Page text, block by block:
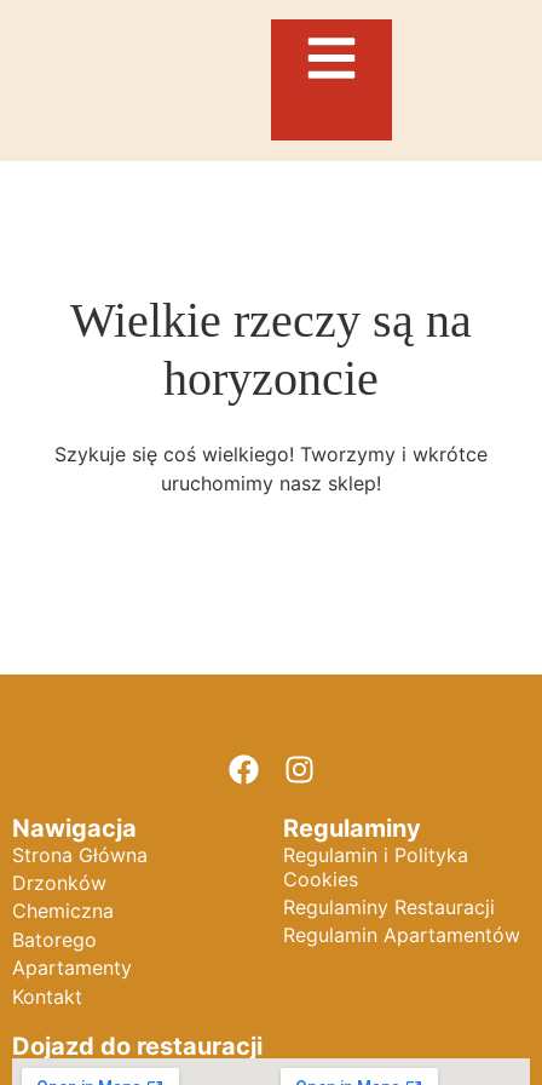
Wielkie rzeczy są na
horyzoncie
Szykuje się coś wielkiego! Tworzymy i wkrótce
uruchomimy nasz sklep!
Nawigacja
Strona Główna
Drzonków
Chemiczna
Batorego
Apartamenty
Kontakt
Regulaminy
Regulamin i Polityka
Cookies
Regulaminy Restauracji
Regulamin Apartamentów
Dojazd do restauracji